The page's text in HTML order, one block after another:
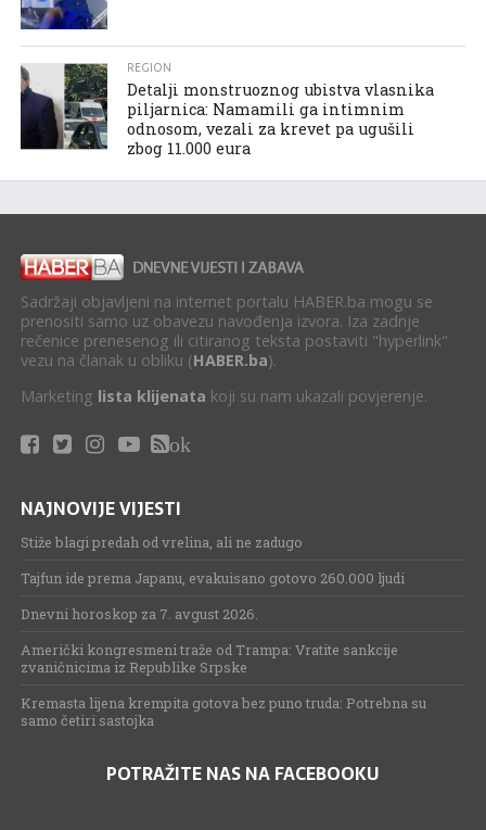
REGION
Detalji monstruoznog ubistva vlasnika
piljarnica: Namamili ga intimnim
odnosom, vezali za krevet pa ugušili
zbog 11.000 eura
Sadržaji objavljeni na internet portalu HABER.ba mogu se
prenositi samo uz obavezu navođenja izvora. Iza zadnje
rečenice prenesenog ili citiranog teksta postaviti "hyperlink"
vezu na članak u obliku (HABER.ba).
Marketing lista klijenata koji su nam ukazali povjerenje.
ok
NAJNOVIJE VIJESTI
Stiže blagi predah od vrelina, ali ne zadugo
Tajfun ide prema Japanu, evakuisano gotovo 260.000 ljudi
Dnevni horoskop za 7. avgust 2026.
Američki kongresmeni traže od Trampa: Vratite sankcije
zvaničnicima iz Republike Srpske
Kremasta lijena krempita gotova bez puno truda: Potrebna su
samo četiri sastojka
POTRAŽITE NAS NA FACEBOOKU